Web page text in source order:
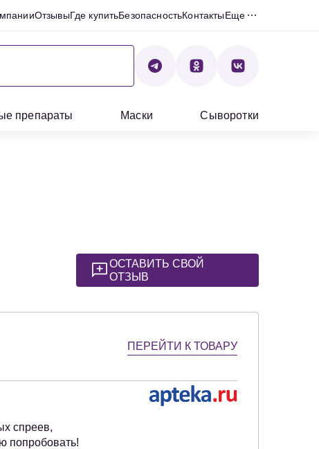
ОтзывыГде купитьБезопасностьКонтактыЕще
препараты Маски Сыворотки
ОСТАВИТЬ СВОЙ
ОТЗЫВ
ПЕРЕЙТИ К ТОВАРУ
спреев,
попробовать!